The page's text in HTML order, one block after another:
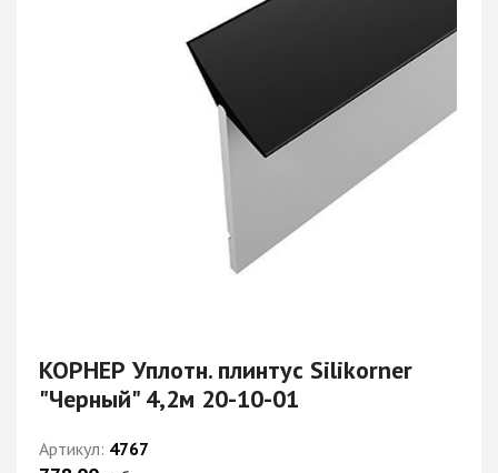
КОРНЕР Уплотн. плинтус Silikorner
"Черный" 4,2м 20-10-01
Артикул: 4767